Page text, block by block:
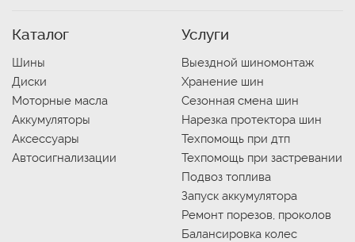
Каталог
Шины
Диски
Моторные масла
Аккумуляторы
Аксессуары
Автосигнализации
Услуги
Выездной шиномонтаж
Хранение шин
Сезонная смена шин
Нарезка протектора шин
Техпомощь при дтп
Техпомощь при застревании
Подвоз топлива
Запуск аккумулятора
Ремонт порезов, проколов
Балансировка колес